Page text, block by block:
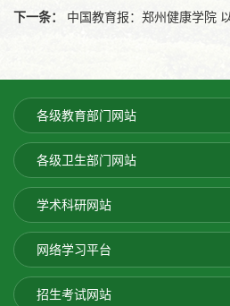
下一条：
中国教育报：郑州健康学院 以治
各级教育部门网站
各级卫生部门网站
学术科研网站
网络学习平台
招生考试网站